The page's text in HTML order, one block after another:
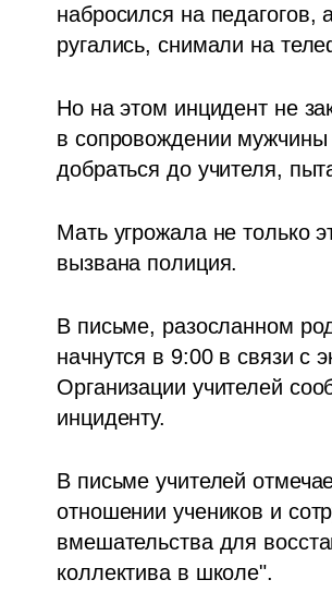
набросился на
ругались, снимали на
Но на этом инцидент не
в сопровождении
добраться до учителя,
Мать угрожала не только
вызвана полиция.
В письме, разосланном
начнутся в 9:00 в связи с
Организации учителей
инциденту.
В письме учителей
отношении учеников и
вмешательства для
коллектива в школе".